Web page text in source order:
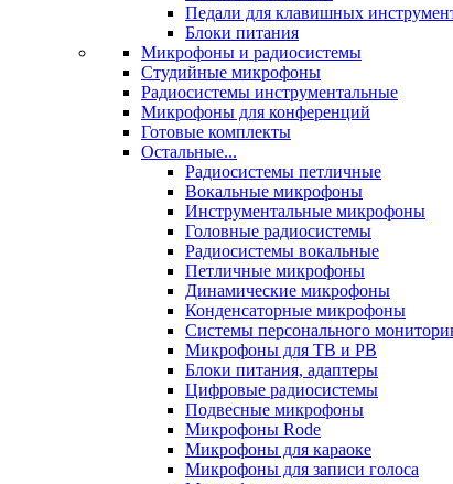
Педали для клавишных
Блоки питания
Микрофоны и радиосистемы
Студийные микрофоны
Радиосистемы инструментальные
Микрофоны для конференций
Готовые комплекты
Остальные...
Радиосистемы петличные
Вокальные микрофоны
Инструментальные микрофоны
Головные радиосистемы
Радиосистемы вокальные
Петличные микрофоны
Динамические микрофоны
Конденсаторные микрофоны
Системы персонального
Микрофоны для ТВ и РВ
Блоки питания, адаптеры
Цифровые радиосистемы
Подвесные микрофоны
Микрофоны Rode
Микрофоны для караоке
Микрофоны для записи голоса